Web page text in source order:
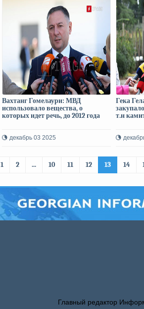
Вахтанг Гомелаури: МВД
использовало вещества, о
которых идет речь, до 2012 года
декабрь 03 2025
Гека
т.н
1 2 ... 10 11 12 13 14
Главный редактор